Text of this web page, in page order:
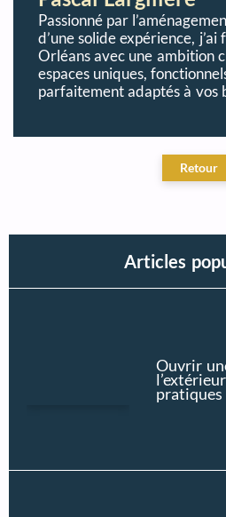
Passionné par
d’une solide expérience,
Orléans avec une ambition
espaces uniques,
parfaitement adaptés à vos
Articles
Ouvrir
pratiques